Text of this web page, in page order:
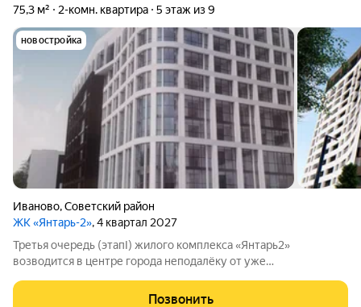
75,3 м² 2-комн. квартира 5 этаж из 9
новостройка
Иваново,Советский район
ЖК «Янтарь-2», 4 квартал 2027
Третья очередь (этапI) жилого комплекса «Янтарь2»
возводится в центре города неподалёку от уже
удобной локацией: здесь хорошо развита инфраструктура, но
Позвонить